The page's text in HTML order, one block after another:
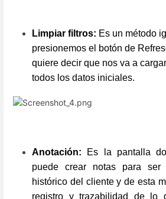
Limpiar filtros: Es un método
presionemos el botón de
quiere decir que nos va a
todos los datos iniciales.
Anotación: Es la pantalla
puede crear notas para ser
histórico del cliente y de esta
registro y trazabilidad de lo